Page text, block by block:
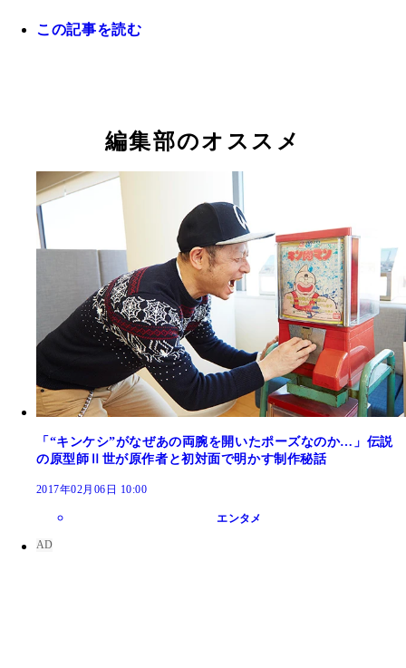
この記事を読む
編集部のオススメ
「“キンケシ”がなぜあの両腕を開いたポーズなのか…」伝説
の原型師Ⅱ世が原作者と初対面で明かす制作秘話
2017年02月06日 10:00
エンタメ